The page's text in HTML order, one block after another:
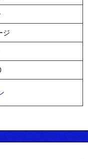
ジ